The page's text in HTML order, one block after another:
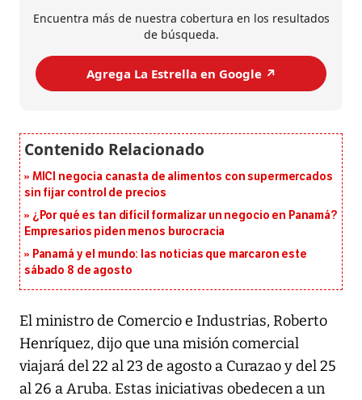
Encuentra más de nuestra cobertura en los resultados
de búsqueda.
Agrega La Estrella en Google ↗️
MICI negocia canasta de alimentos con supermercados
sin fijar control de precios
¿Por qué es tan difícil formalizar un negocio en Panamá?
Empresarios piden menos burocracia
Panamá y el mundo: las noticias que marcaron este
sábado 8 de agosto
El ministro de Comercio e Industrias, Roberto
Henríquez, dijo que una misión comercial
viajará del 22 al 23 de agosto a Curazao y del 25
al 26 a Aruba. Estas iniciativas obedecen a un